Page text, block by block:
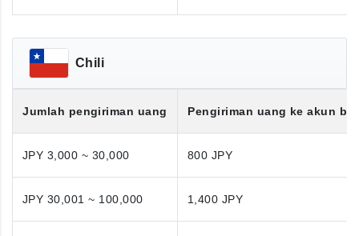
Chili
Jumlah pengiriman uang Pengiriman uang ke akun
JPY 3,000 ~ 30,000 800 JPY
JPY 30,001 ~ 100,000 1,400 JPY